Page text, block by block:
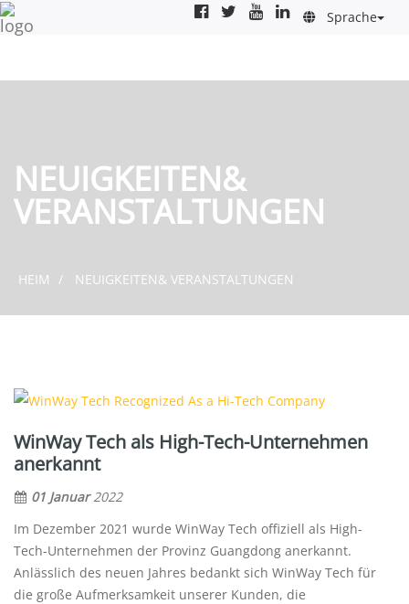
Sprache
NEUIGKEITEN&
VERANSTALTUNGEN
HEIM NEUIGKEITEN& VERANSTALTUNGEN
WinWay Tech als High-Tech-Unternehmen
anerkannt
01 Januar 2022
Im Dezember 2021 wurde WinWay Tech offiziell als High-
Tech-Unternehmen der Provinz Guangdong anerkannt.
Anlässlich des neuen Jahres bedankt sich WinWay Tech für
die große Aufmerksamkeit unserer Kunden, die